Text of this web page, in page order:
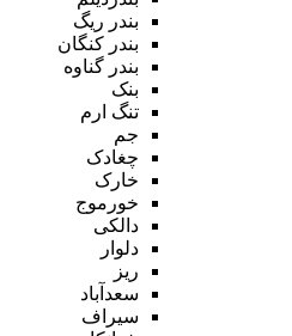
بندر ریگ
بندر کنگان
بندر گناوه
بنک
تنگ ارم
جم
چغادک
خارک
خورموج
دالکی
دلوار
ریز
سعدآباد
سیراف